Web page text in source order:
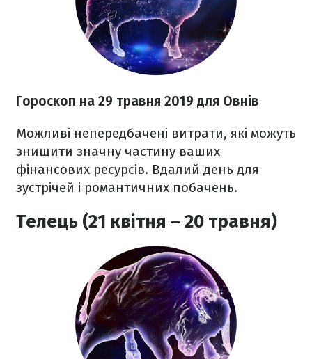
Гороскоп на 29 травня 2019 для Овнів
Можливі непередбачені витрати, які можуть
знищити значну частину ваших
фінансових ресурсів. Вдалий день для
зустрічей і романтичних побачень.
Телець (21 квітня – 20 травня)